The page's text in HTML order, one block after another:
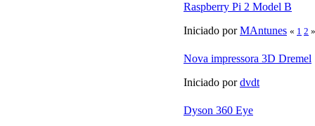
Raspberry Pi 2 Model B
Iniciado porMAntunes « 1 2 »
Nova impressora 3D Dremel
Iniciado pordvdt
Dyson 360 Eye